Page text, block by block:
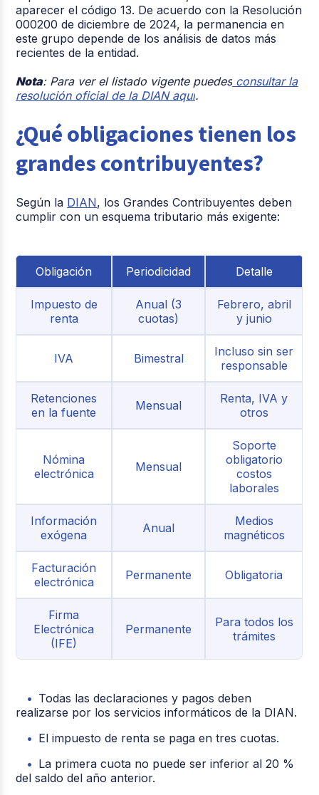
aparecer elcódigo 13. De acuerdo con la Resolución
000200 de diciembre de 2024, la permanencia en
este grupo depende de los análisis de datos más
recientes de la entidad.
Nota: Para ver el listado vigente puedes consultar la
resolución oficial de la DIAN aquí.
¿Qué obligaciones tienen los
grandes contribuyentes?
Según la DIAN, los Grandes Contribuyentes deben
cumplir con un esquema tributario más exigente:
Obligación Periodicidad Detalle
Impuesto de
renta
Anual (3
cuotas)
Febrero, abril
y junio
IVA Bimestral
Incluso sin ser
responsable
Retenciones
en la fuente
Mensual
Renta, IVA y
otros
Nómina
electrónica
Mensual
Soporte
obligatorio
costos
laborales
Información
exógena
Anual
Medios
magnéticos
Facturación
electrónica
Permanente Obligatoria
Firma
Electrónica
(IFE)
Permanente
Para todos los
trámites
Todas las declaraciones y pagos deben
realizarse por los servicios informáticos de la DIAN.
El impuesto de renta se paga en tres cuotas.
La primera cuota no puede ser inferior al 20 %
del saldo del año anterior.